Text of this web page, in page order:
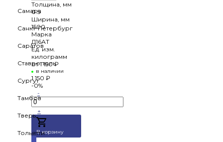
Самара
Санкт-Петербург
Саратов
Ставрополь
Сургут
Тамбов
Тверь
Тольятти
Толщина, мм
0.5
Ширина, мм
1500
Марка
Д16АТ
Ед. изм.
килограмм
от 1 150 ₽
в наличии
1 150 ₽
-0%
-
+
В корзину